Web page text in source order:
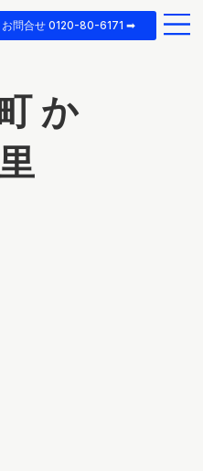
お問合せ 0120-80-6171 ➡
か